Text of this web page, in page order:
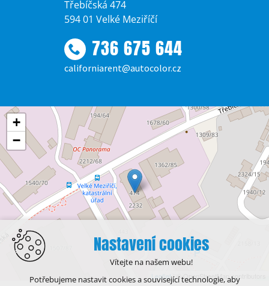
Třebíčská 474
594 01 Velké Meziříčí
736 675 644
californiarent@autocolor.cz
+
−
Leaflet | © OpenStreetMap contributors
Nastavení cookies
Vítejte na našem webu!
Potřebujeme nastavit cookies a související technologie, aby